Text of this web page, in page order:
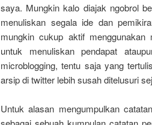
saya. Mungkin kalo diajak ngobrol
menuliskan segala ide dan
mungkin cukup aktif menggunakan
untuk menuliskan pendapat
microblogging, tentu saja yang
arsip di twitter lebih susah ditelusuri
Untuk alasan mengumpulkan